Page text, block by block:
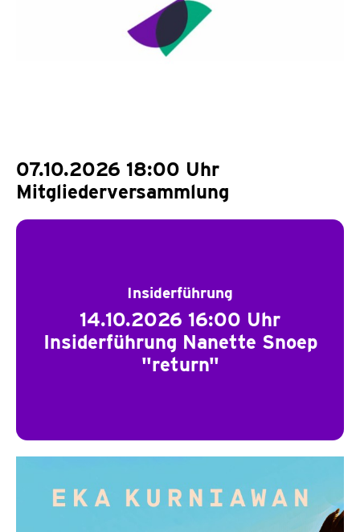
07.10.2026 18:00 Uhr
Mitgliederversammlung
Insiderführung
14.10.2026 16:00 Uhr
Insiderführung Nanette Snoep
"return"